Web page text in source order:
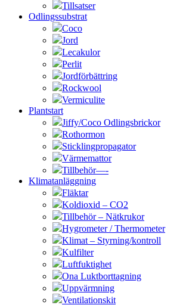
Tillsatser
Odlingssubstrat
Coco
Jord
Lecakulor
Perlit
Jordförbättring
Rockwool
Vermiculite
Plantstart
Jiffy/Coco Odlingsbrickor
Rothormon
Sticklingpropagator
Värmemattor
Tillbehör—-
Klimatanläggning
Fläktar
Koldioxid – CO2
Tillbehör – Nätkrukor
Hygrometer / Thermometer
Klimat – Styrning/kontroll
Kulfilter
Luftfuktighet
Ona Luktborttagning
Uppvärmning
Ventilationskit